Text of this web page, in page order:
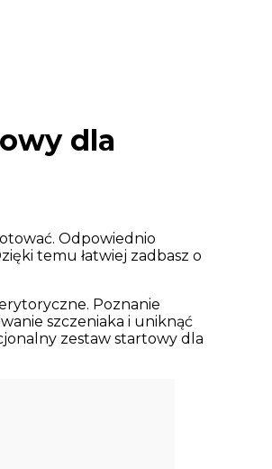
dla
Odpowiednio
temu łatwiej zadbasz o
Poznanie
szczeniaka i uniknąć
zestaw startowy dla